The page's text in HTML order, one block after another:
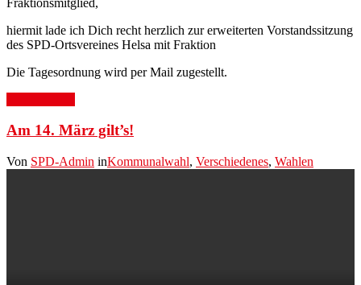
hiermit lade ich Dich recht herzlich zur erweiterten Vorstandssitzung
des SPD-Ortsvereines Helsa mit Fraktion
Die Tagesordnung wird per Mail zugestellt.
Am 14. März gilt’s!
Von SPD-Admin inKommunalwahl, Verschiedenes, Wahlen